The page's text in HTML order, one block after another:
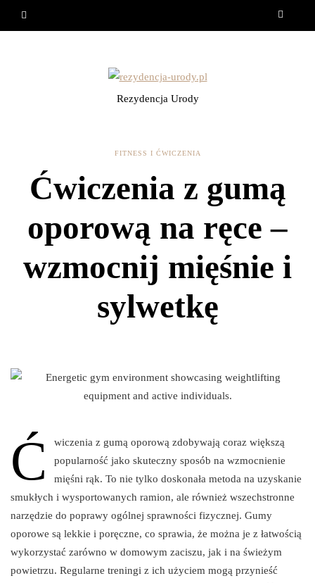
Rezydencja Urody
FITNESS I ĆWICZENIA
Ćwiczenia z gumą
oporową na ręce –
wzmocnij mięśnie i
sylwetkę
Ć
wiczenia z gumą oporową zdobywają coraz większą
popularność jako skuteczny sposób na wzmocnienie
mięśni rąk. To nie tylko doskonała metoda na uzyskanie
smukłych i wysportowanych ramion, ale również wszechstronne
narzędzie do poprawy ogólnej sprawności fizycznej. Gumy
oporowe są lekkie i poręczne, co sprawia, że można je z łatwością
wykorzystać zarówno w domowym zaciszu, jak i na świeżym
powietrzu. Regularne treningi z ich użyciem mogą przynieść